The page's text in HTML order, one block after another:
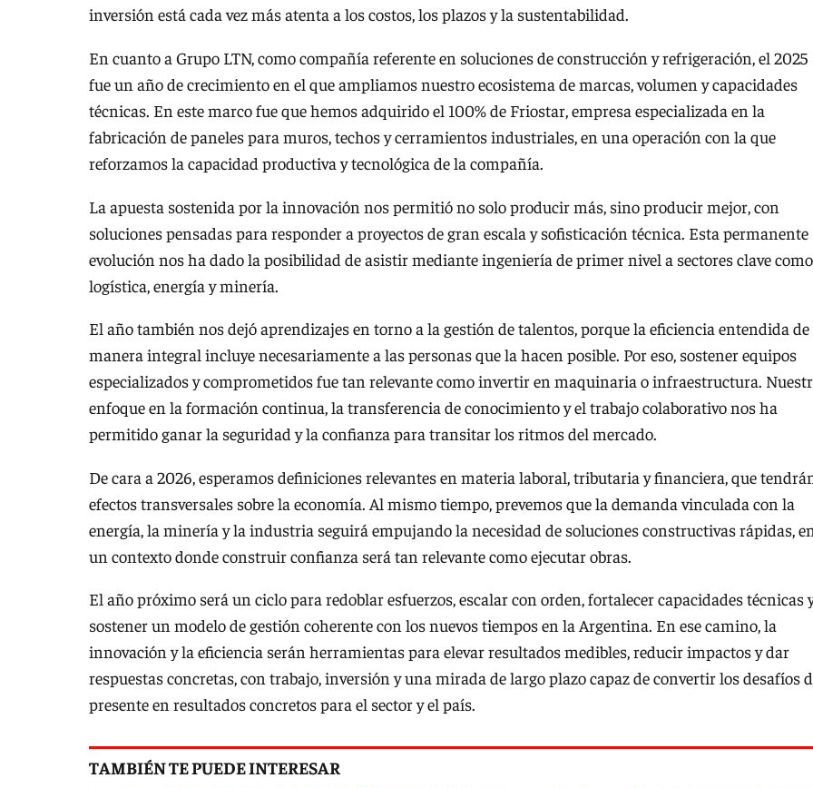
inversión está cada vez más atenta a los costos, los plazos y la sustentabilidad.
En cuanto a Grupo LTN, como compañía referente en soluciones de construcción y refrigeración, el 2025
fue un año de crecimiento en el que ampliamos nuestro ecosistema de marcas, volumen y capacidades
técnicas. En este marco fue que hemos adquirido el 100% de Friostar, empresa especializada en la
fabricación de paneles para muros, techos y cerramientos industriales, en una operación con la que
reforzamos la capacidad productiva y tecnológica de la compañía.
La apuesta sostenida por la innovación nos permitió no solo producir más, sino producir mejor, con
soluciones pensadas para responder a proyectos de gran escala y sofisticación técnica. Esta permanente
evolución nos ha dado la posibilidad de asistir mediante ingeniería de primer nivel a sectores clave como
logística, energía y minería.
El año también nos dejó aprendizajes en torno a la gestión de talentos, porque la eficiencia entendida de
manera integral incluye necesariamente a las personas que la hacen posible. Por eso, sostener equipos
especializados y comprometidos fue tan relevante como invertir en maquinaria o infraestructura.
enfoque en la formación continua, la transferencia de conocimiento y el trabajo colaborativo nos ha
permitido ganar la seguridad y la confianza para transitar los ritmos del mercado.
De cara a 2026, esperamos definiciones relevantes en materia laboral, tributaria y financiera, que
efectos transversales sobre la economía. Al mismo tiempo, prevemos que la demanda vinculada con la
energía, la minería y la industria seguirá empujando la necesidad de soluciones constructivas rápidas,
un contexto donde construir confianza será tan relevante como ejecutar obras.
El año próximo será un ciclo para redoblar esfuerzos, escalar con orden, fortalecer capacidades técnicas
sostener un modelo de gestión coherente con los nuevos tiempos en la Argentina. En ese camino, la
innovación y la eficiencia serán herramientas para elevar resultados medibles, reducir impactos y dar
respuestas concretas, con trabajo, inversión y una mirada de largo plazo capaz de convertir los desafíos
presente en resultados concretos para el sector y el país.
TAMBIÉN TE PUEDE INTERESAR